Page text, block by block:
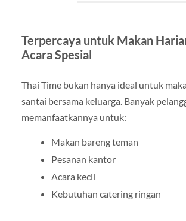
Terpercaya untuk Makan
Acara Spesial
Thai Time bukan hanya ideal untuk
santai bersama keluarga. Banyak
memanfaatkannya untuk:
Makan bareng teman
Pesanan kantor
Acara kecil
Kebutuhan catering ringan